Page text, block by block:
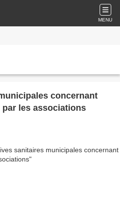
MENU
concernant
les associations